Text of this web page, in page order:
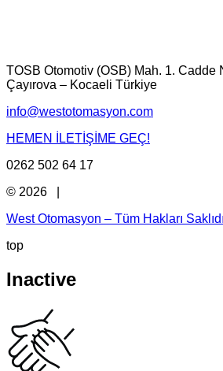
TOSB Otomotiv (OSB) Mah. 1. Cadde
Çayırova – Kocaeli Türkiye
info@westotomasyon.com
HEMEN İLETİŞİME GEÇ!
0262 502 64 17
© 2026 |
West Otomasyon – Tüm Hakları
top
Inactive